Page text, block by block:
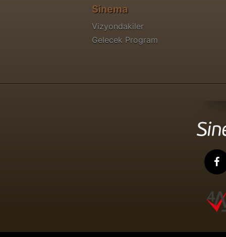
Sinema
Vizyondakiler
Gelecek Program